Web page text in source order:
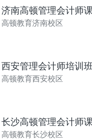
济南高顿管理会计师
高顿教育济南校区
西安管理会计师培训班
高顿教育西安校区
长沙高顿管理会计师
高顿教育长沙校区